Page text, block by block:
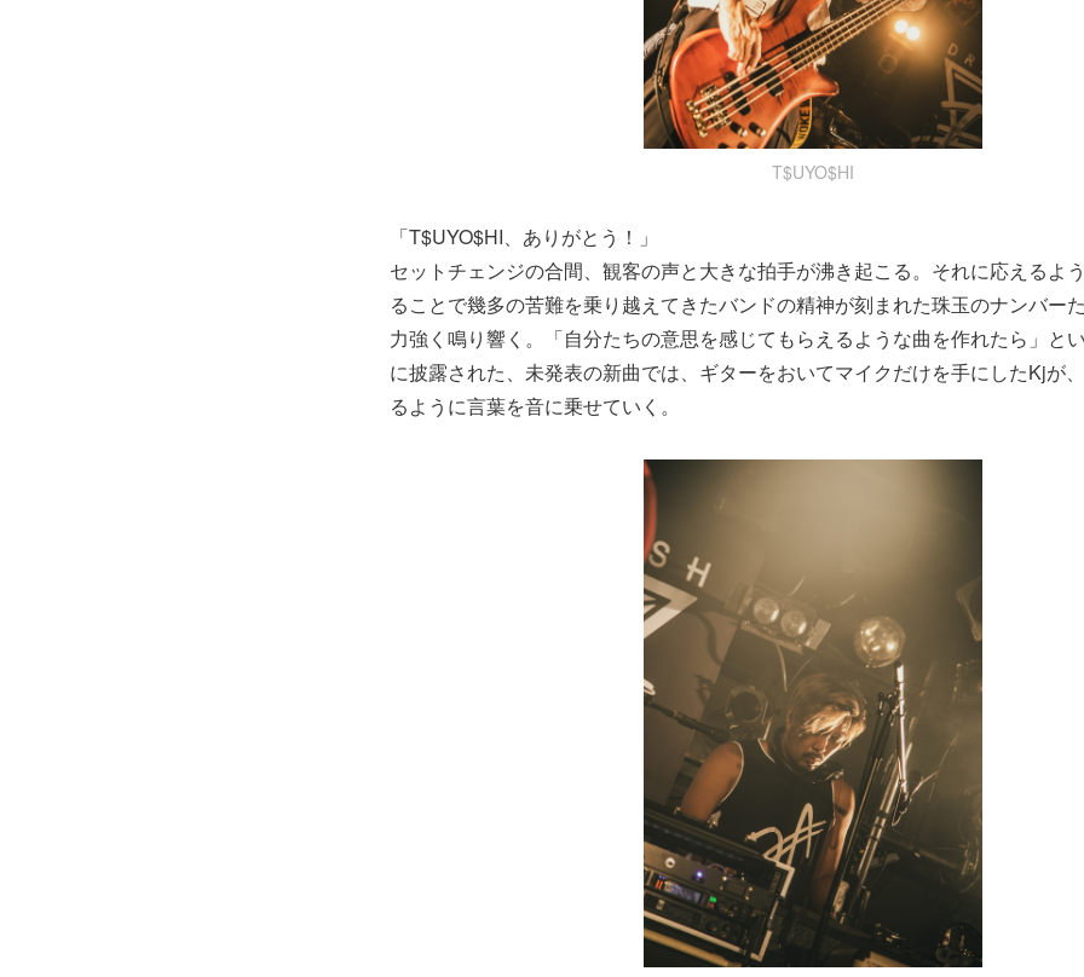
T$UYO$HI
「T$UYO$HI、ありがとう！」
セットチェンジの合間、観客の声と大きな拍手が沸き起こる。それに応えるよ
ることで幾多の苦難を乗り越えてきたバンドの精神が刻まれた珠玉のナンバー
力強く鳴り響く。「自分たちの意思を感じてもらえるような曲を作れたら」と
に披露された、未発表の新曲では、ギターをおいてマイクだけを手にしたKjが
るように言葉を音に乗せていく。